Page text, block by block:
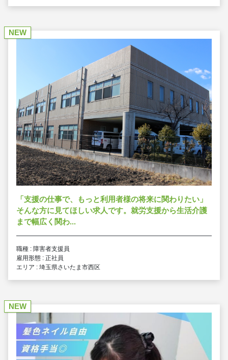
NEW
「支援の仕事で、もっと利用者様の将来に関わりたい」
そんな方に見てほしい求人です。就労支援から生活介護
まで幅広く関わ...
職種 : 障害者支援員
雇用形態 : 正社員
エリア : 埼玉県さいたま市西区
NEW